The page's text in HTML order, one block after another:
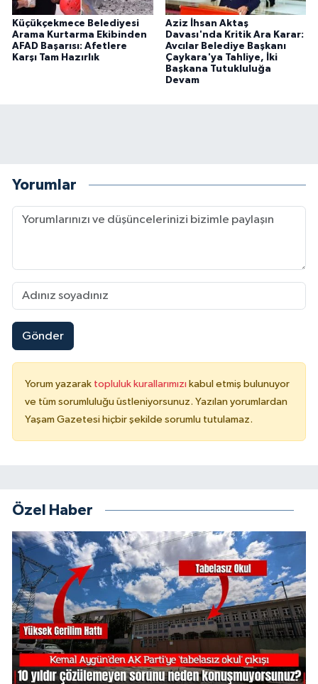
Küçükçekmece Belediyesi
Arama Kurtarma Ekibinden
AFAD Başarısı: Afetlere
Karşı Tam Hazırlık
Aziz İhsan Aktaş
Davası'nda Kritik Ara Karar:
Avcılar Belediye Başkanı
Çaykara'ya Tahliye, İki
Başkana Tutukluluğa
Devam
Yorumlar
Gönder
Yorum yazarak topluluk kurallarımızı kabul etmiş bulunuyor
ve tüm sorumluluğu üstleniyorsunuz. Yazılan yorumlardan
Yaşam Gazetesi hiçbir şekilde sorumlu tutulamaz.
Özel Haber